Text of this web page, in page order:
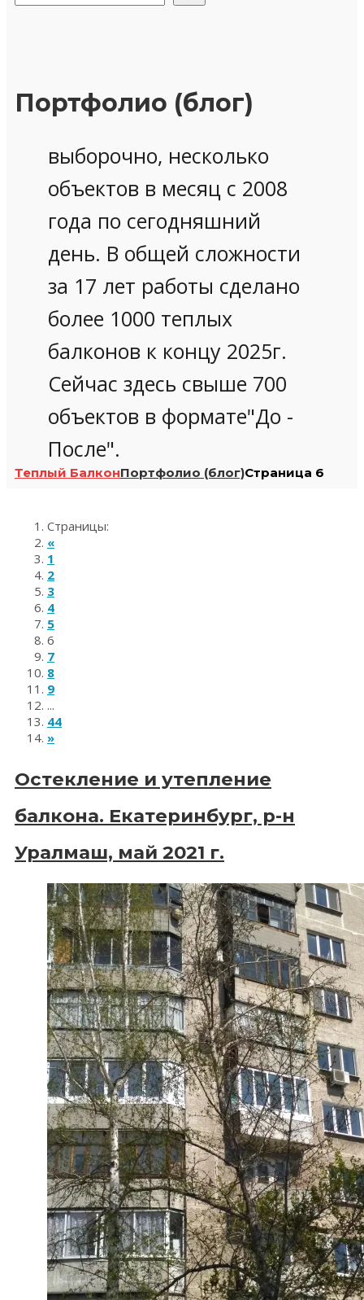
Портфолио (блог)
выборочно, несколько
объектов в месяц с 2008
года по сегодняшний
день. В общей сложности
за 17 лет работы сделано
более 1000 теплых
балконов к концу 2025г.
Сейчас здесь свыше 700
объектов в формате"До -
После".
Теплый БалконПортфолио (блог)Страница 6
Страницы:
«
1
2
3
4
5
6
7
8
9
...
44
»
Остекление и утепление
балкона. Екатеринбург, р-н
Уралмаш, май 2021 г.